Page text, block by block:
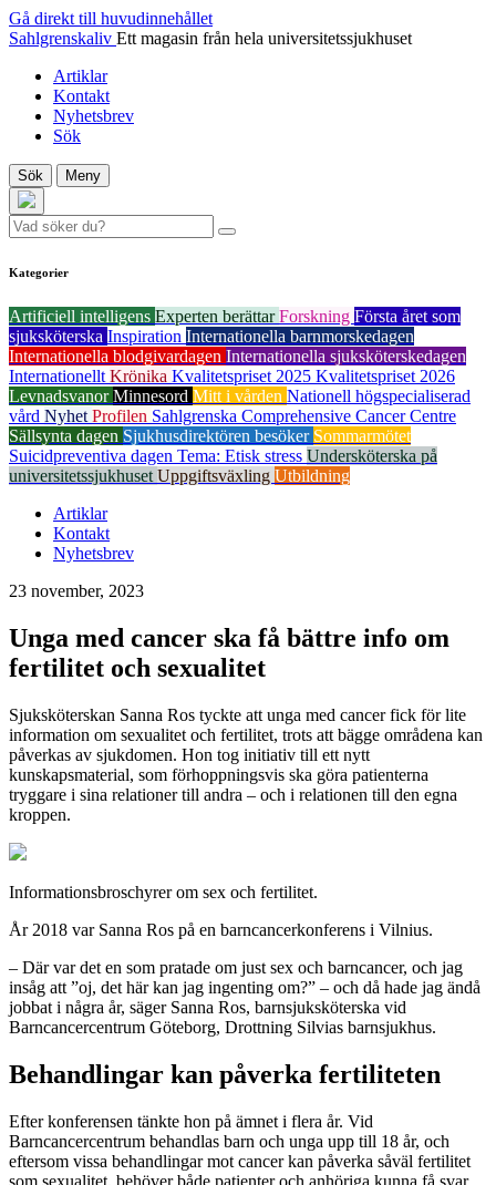
Gå direkt till huvudinnehållet
Sahlgrenskaliv Ett magasin från hela universitetssjukhuset
Artiklar
Kontakt
Nyhetsbrev
Sök
Sök Meny
Kategorier
Artificiell intelligens Experten berättarForskning Första året som
sjuksköterska Inspiration Internationella barnmorskedagen
Internationella blodgivardagen Internationella sjuksköterskedagen
Internationellt Krönika Kvalitetspriset 2025 Kvalitetspriset 2026
LevnadsvanorMinnesord Mitt i vården Nationell högspecialiserad
vård Nyhet Profilen Sahlgrenska Comprehensive Cancer Centre
Sällsynta dagen Sjukhusdirektören besöker Sommarmötet
Suicidpreventiva dagen Tema: Etisk stress Undersköterska på
universitetssjukhuset Uppgiftsväxling Utbildning
Artiklar
Kontakt
Nyhetsbrev
23 november, 2023
Unga med cancer ska få bättre info om
fertilitet och sexualitet
Sjuksköterskan Sanna Ros tyckte att unga med cancer fick för lite
information om sexualitet och fertilitet, trots att bägge områdena kan
påverkas av sjukdomen. Hon tog initiativ till ett nytt
kunskapsmaterial, som förhoppningsvis ska göra patienterna
tryggare i sina relationer till andra – och i relationen till den egna
kroppen.
Informationsbroschyrer om sex och fertilitet.
År 2018 var Sanna Ros på en barncancerkonferens i Vilnius.
– Där var det en som pratade om just sex och barncancer, och jag
insåg att ”oj, det här kan jag ingenting om?” – och då hade jag ändå
jobbat i några år, säger Sanna Ros, barnsjuksköterska vid
Barncancercentrum Göteborg, Drottning Silvias barnsjukhus.
Behandlingar kan påverka fertiliteten
Efter konferensen tänkte hon på ämnet i flera år. Vid
Barncancercentrum behandlas barn och unga upp till 18 år, och
eftersom vissa behandlingar mot cancer kan påverka såväl fertilitet
som sexualitet, behöver både patienter och anhöriga kunna få svar